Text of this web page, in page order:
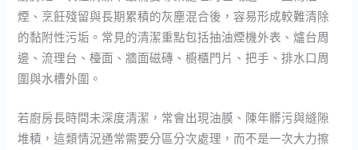
煙、烹飪殘留與長期累積的灰塵混合後，容易形成較難清除
的黏附性污垢。常見的清潔重點包括抽油煙機外表、爐台周
邊、流理台、檯面、牆面磁磚、櫥櫃門片、把手、排水口周
圍與水槽外圍。
若廚房長時間未深度清潔，常會出現油膜、陳年髒污與縫隙
堆積，這類情況通常需要分區分次處理，而不是一次大力擦